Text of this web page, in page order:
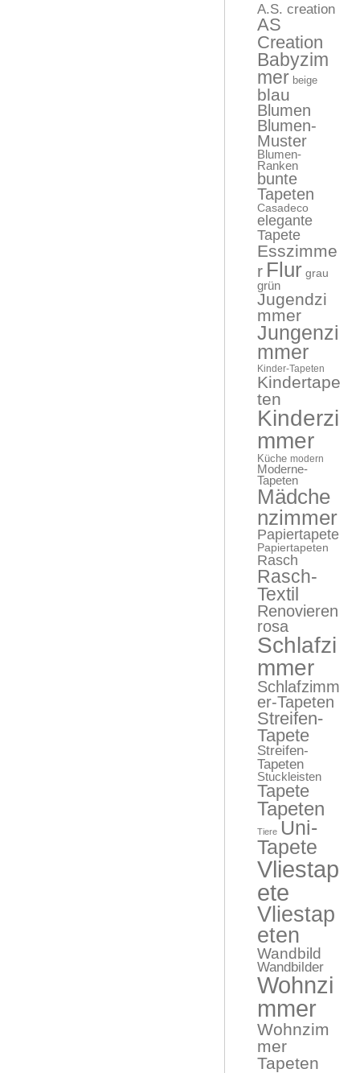
A.S. creation
AS
Creation
Babyzim
mer beige
blau
Blumen
Blumen-
Muster
Blumen-
Ranken
bunte
Tapeten
Casadeco
elegante
Tapete
Esszimme
r Flur grau
grün
Jugendzi
mmer
Jungenzi
mmer
Kinder-Tapeten
Kindertape
ten
Kinderzi
mmer
Küche modern
Moderne-
Tapeten
Mädche
nzimmer
Papiertapete
Papiertapeten
Rasch
Rasch-
Textil
Renovieren
rosa
Schlafzi
mmer
Schlafzimm
er-Tapeten
Streifen-
Tapete
Streifen-
Tapeten
Stuckleisten
Tapete
Tapeten
Tiere Uni-
Tapete
Vliestap
ete
Vliestap
eten
Wandbild
Wandbilder
Wohnzi
mmer
Wohnzim
mer
Tapeten